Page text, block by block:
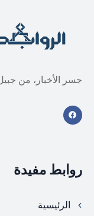
جسر الأخبار، من
روابط مفيدة
الرئيسية